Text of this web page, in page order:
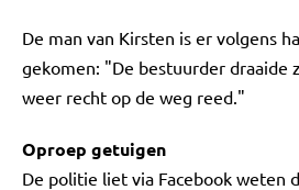
De man van Kirsten is er volgens
gekomen: "De bestuurder draaide
weer recht op de weg reed."
Oproep getuigen
De politie liet via Facebook weten